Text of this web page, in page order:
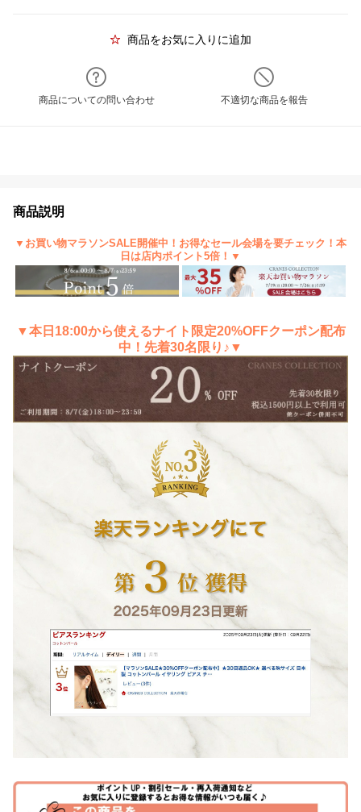
商品をお気に入りに追加
商品についての問い合わせ 不適切な商品を報告
商品説明
▼お買い物マラソンSALE開催中！お得なセール会場を要チェック！本
日は店内ポイント5倍！▼
▼本日18:00から使えるナイト限定20%OFFクーポン配布
中！先着30名限り♪▼